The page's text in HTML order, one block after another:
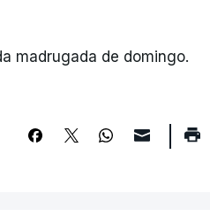
madrugada de domingo.